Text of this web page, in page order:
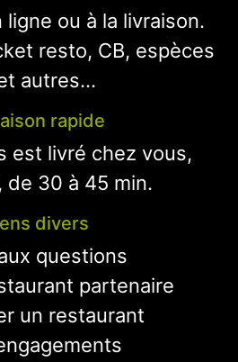
ligne ou à la livraison.
resto, CB, espèces
autres...
rapide
est livré chez vous,
de 30 à 45 min.
divers
questions
partenaire
un restaurant